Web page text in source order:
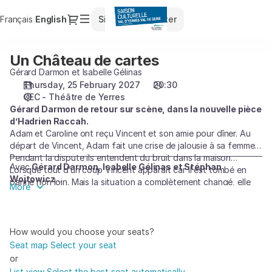
Français Current
English Dialog
Sign in Register
selection
Théâtre
de
Yerres
25.02.2027
20:30
Un
Château
de
Saison
Culturelle
du
Un
Château
cartes
Un Château de cartes
Gérard Darmon et Isabelle Gélinas
Thursday, 25 February 2027
20:30
CEC - Théâtre de Yerres
Gérard Darmon de retour sur scène, dans la nouvelle pièce
d’Hadrien Raccah.
Adam et Caroline ont reçu Vincent et son amie pour dîner. Au
départ de Vincent, Adam fait une crise de jalousie à sa femme.
Pendant la dispute ils entendent du bruit dans la maison…
Lorsque tout d’un coup Vincent apparaît car il est tombé en
panne non loin. Mais la situation a complètement changé, elle
AvecGérard Darmon, Isabelle Gélinas et Stéphan
Wojtowicz
Une pièce de Hadrien Raccah • Mise en scène : Serge Postigo
More
How would you choose your seats?
Seat map Select your seat
or